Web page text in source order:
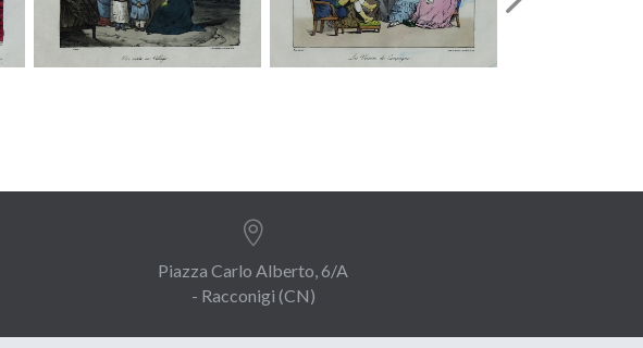

Piazza Carlo Alberto, 6/A
- Racconigi (CN)